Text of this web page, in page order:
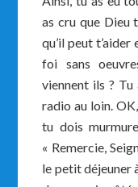
as cru que Dieu
qu’il peut t’aider
foi sans
viennent ils ?
radio au loin.
tu dois
« Remercie,
le petit déjeuner